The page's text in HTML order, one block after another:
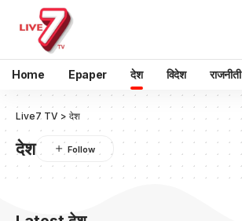
Home Epaper देश विदेश राजनीती
Live7 TV > देश
देश